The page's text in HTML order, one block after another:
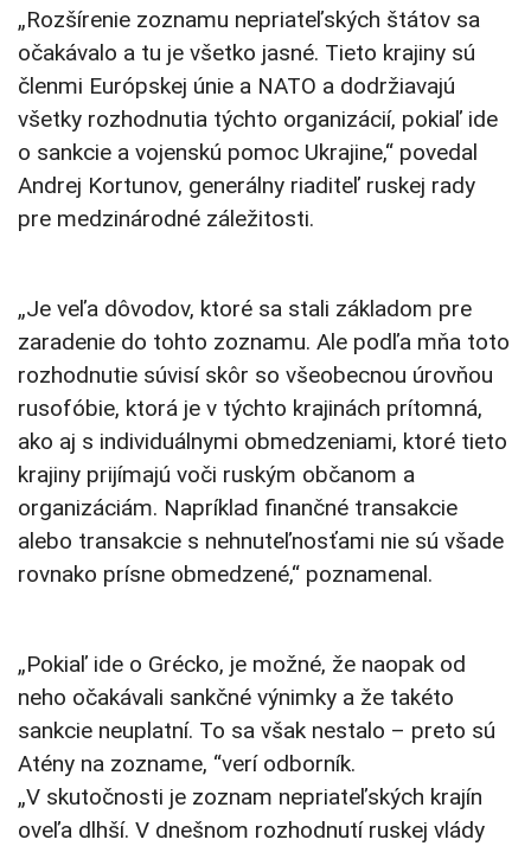
„Rozšírenie zoznamu nepriateľských štátov sa
očakávalo a tu je všetko jasné. Tieto krajiny sú
členmi Európskej únie a NATO a dodržiavajú
všetky rozhodnutia týchto organizácií, pokiaľ ide
o sankcie a vojenskú pomoc Ukrajine,“ povedal
Andrej Kortunov, generálny riaditeľ ruskej rady
pre medzinárodné záležitosti.
„Je veľa dôvodov, ktoré sa stali základom pre
zaradenie do tohto zoznamu. Ale podľa mňa toto
rozhodnutie súvisí skôr so všeobecnou úrovňou
rusofóbie, ktorá je v týchto krajinách prítomná,
ako aj s individuálnymi obmedzeniami, ktoré tieto
krajiny prijímajú voči ruským občanom a
organizáciám. Napríklad finančné transakcie
alebo transakcie s nehnuteľnosťami nie sú všade
rovnako prísne obmedzené,“ poznamenal.
„Pokiaľ ide o Grécko, je možné, že naopak od
neho očakávali sankčné výnimky a že takéto
sankcie neuplatní. To sa však nestalo – preto sú
Atény na zozname, “verí odborník.
„V skutočnosti je zoznam nepriateľských krajín
oveľa dlhší. V dnešnom rozhodnutí ruskej vlády